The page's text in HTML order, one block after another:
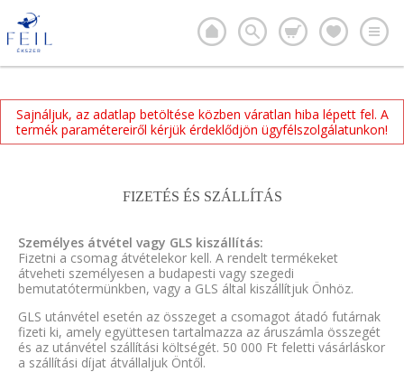
Sajnáljuk, az adatlap betöltése közben váratlan hiba lépett fel. A
termék paramétereiről kérjük érdeklődjön ügyfélszolgálatunkon!
FIZETÉS ÉS SZÁLLÍTÁS
Személyes átvétel vagy GLS kiszállítás:
Fizetni a csomag átvételekor kell. A rendelt termékeket
átveheti személyesen a budapesti vagy szegedi
bemutatótermünkben, vagy a GLS által kiszállítjuk Önhöz.
GLS utánvétel esetén az összeget a csomagot átadó futárnak
fizeti ki, amely együttesen tartalmazza az áruszámla összegét
és az utánvétel szállítási költségét. 50 000 Ft feletti vásárláskor
a szállítási díjat átvállaljuk Öntől.